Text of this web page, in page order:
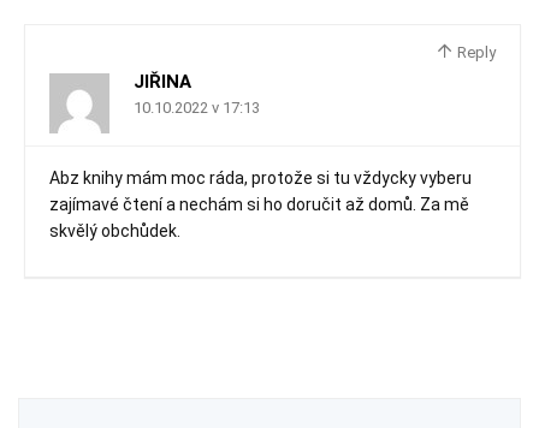
Reply
JIŘINA
10.10.2022 v 17:13
Abz knihy mám moc ráda, protože si tu vždycky vyberu
zajímavé čtení a nechám si ho doručit až domů. Za mě
skvělý obchůdek.